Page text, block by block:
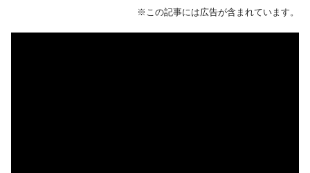
※この記事には広告が含まれています。